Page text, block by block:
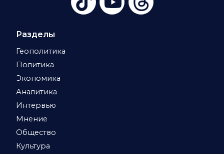
Разделы
Геополитика
Политика
Экономика
Аналитика
Интервью
Мнение
Общество
Культура